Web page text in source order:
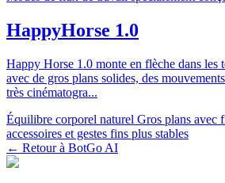
HappyHorse 1.0
Happy Horse 1.0 monte en flèche dans les
avec de gros plans solides, des
très cinématogra...
Équilibre corporel naturel Gros plans avec
accessoires et gestes fins plus stables
← Retour à BotGo AI